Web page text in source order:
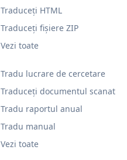
Tradu lucrare de cercetare
Traduceți documentul scanat
Tradu raportul anual
Tradu manual
Vezi toate
Traduceți HTML
Traduceți fișiere ZIP
Vezi toate